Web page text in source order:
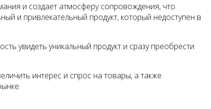
и создает атмосферу сопровождения, что
и привлекательный продукт, который недоступен в
увидеть уникальный продукт и сразу преобрести
интерес и спрос на товары, а также